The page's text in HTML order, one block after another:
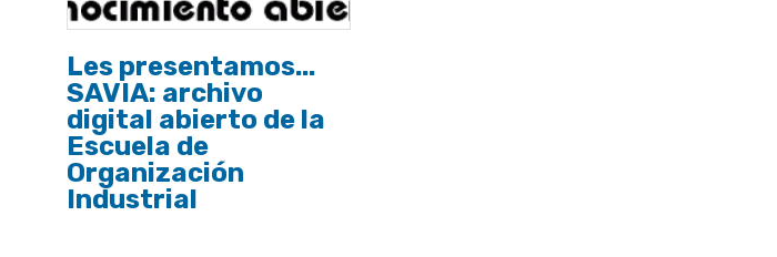
Les presentamos...
SAVIA: archivo
digital abierto de la
Escuela de
Organización
Industrial